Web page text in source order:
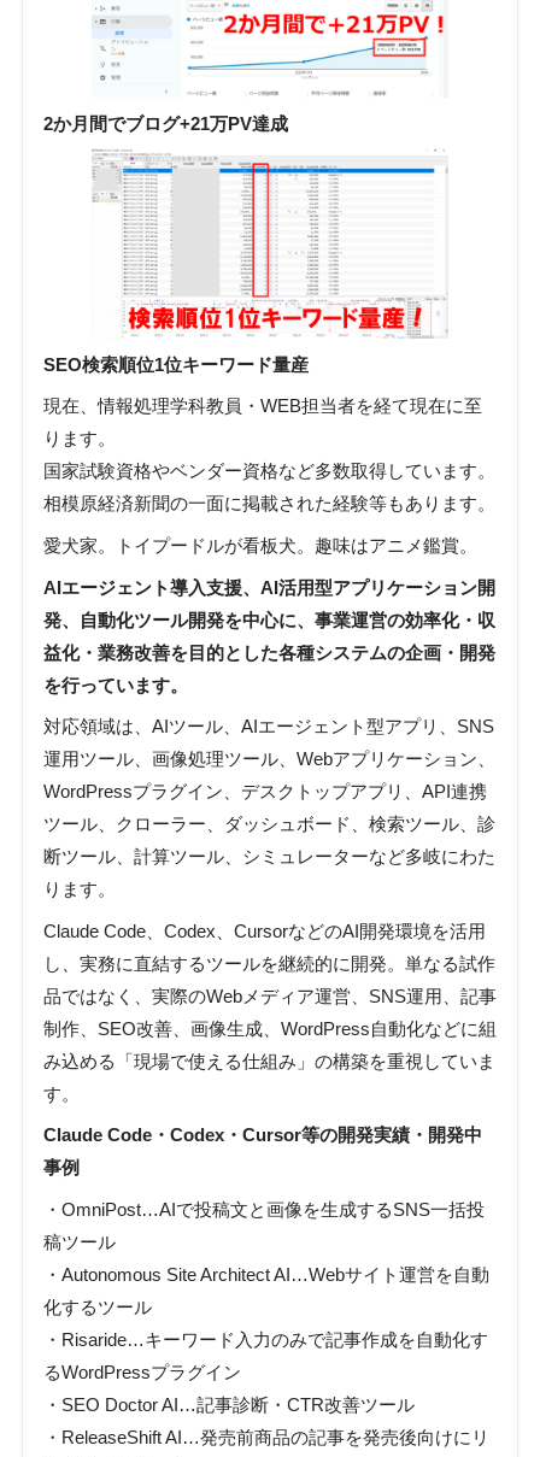
2か月間でブログ+21万PV達成
SEO検索順位1位キーワード量産
現在、情報処理学科教員・WEB担当者を経て現在に至
ります。
国家試験資格やベンダー資格など多数取得しています。
相模原経済新聞の一面に掲載された経験等もあります。
愛犬家。トイプードルが看板犬。趣味はアニメ鑑賞。
AIエージェント導入支援、AI活用型アプリケーション開
発、自動化ツール開発を中心に、事業運営の効率化・収
益化・業務改善を目的とした各種システムの企画・開発
を行っています。
対応領域は、AIツール、AIエージェント型アプリ、SNS
運用ツール、画像処理ツール、Webアプリケーション、
WordPressプラグイン、デスクトップアプリ、API連携
ツール、クローラー、ダッシュボード、検索ツール、診
断ツール、計算ツール、シミュレーターなど多岐にわた
ります。
Claude Code、Codex、CursorなどのAI開発環境を活用
し、実務に直結するツールを継続的に開発。単なる試作
品ではなく、実際のWebメディア運営、SNS運用、記事
制作、SEO改善、画像生成、WordPress自動化などに組
み込める「現場で使える仕組み」の構築を重視していま
す。
Claude Code・Codex・Cursor等の開発実績・開発中
事例
・OmniPost…AIで投稿文と画像を生成するSNS一括投
稿ツール
・Autonomous Site Architect AI…Webサイト運営を自動
化するツール
・Risaride…キーワード入力のみで記事作成を自動化す
るWordPressプラグイン
・SEO Doctor AI…記事診断・CTR改善ツール
・ReleaseShift AI…発売前商品の記事を発売後向けにリ